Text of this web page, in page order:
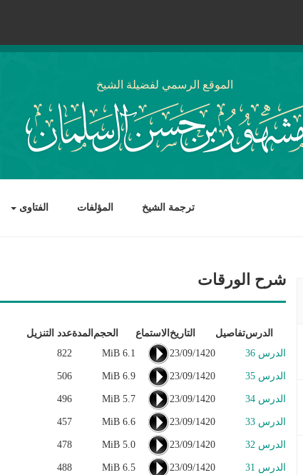
الموقع الرسمي لفضيلة الشيخ
الفتاوى المؤلفات ترجمة الشيخ
شرح الورقات
الدرستفاصيل التاريخ الاستماع الحجم المدةعدد التنزيل
الدرس 36
23/09/1420
6.1 MiB
822
الدرس 35 23/09/1420
6.9 MiB
506
الدرس 34 23/09/1420
5.7 MiB
496
الدرس 33 23/09/1420
6.6 MiB
457
الدرس 32 23/09/1420
5.0 MiB
478
الدرس 31 23/09/1420
6.5 MiB
488